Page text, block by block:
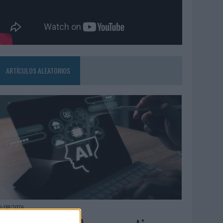
ARTÍCULOS ALEATORIOS
08/2026